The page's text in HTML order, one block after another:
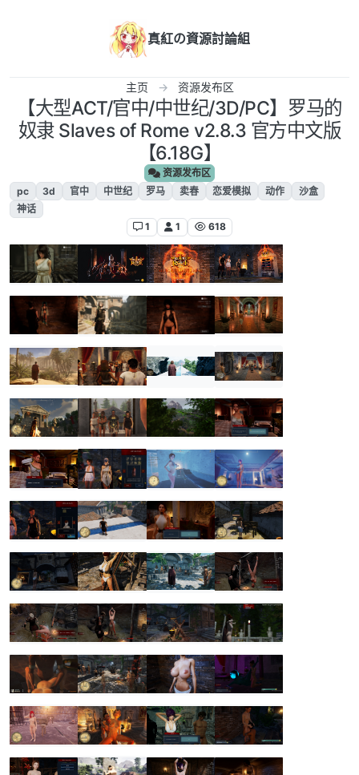
真紅の資源討論組
主页 资源发布区
【大型ACT/官中/中世纪/3D/PC】罗马的
奴隶 Slaves of Rome v2.8.3 官方中文版
【6.18G】
资源发布区
pc
3d 官中 中世纪 罗马 卖春 恋爱模拟 动作
沙盒
神话
1
1 618